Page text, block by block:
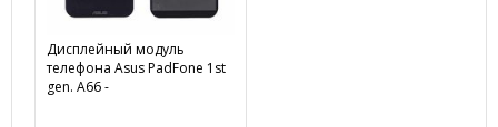
Дисплейный модуль
телефона Asus PadFone 1st
gen. A66 -